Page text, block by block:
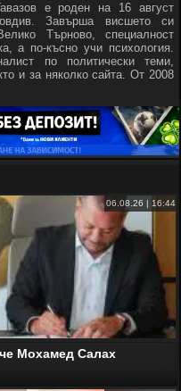
е роден на 16 август
Завърша висшето си
Търново, специалност
а по-късно учи психология.
по политически теми,
и за няколко сайта. От 2008
06.08.26 | 16:44
Мохамед Салах